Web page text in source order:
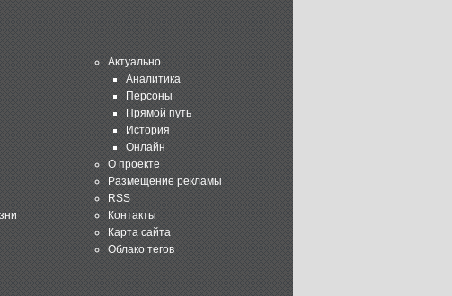
Актуально
Аналитика
Персоны
Прямой путь
История
Онлайн
О проекте
Размещение рекламы
RSS
Контакты
Карта сайта
Облако тегов